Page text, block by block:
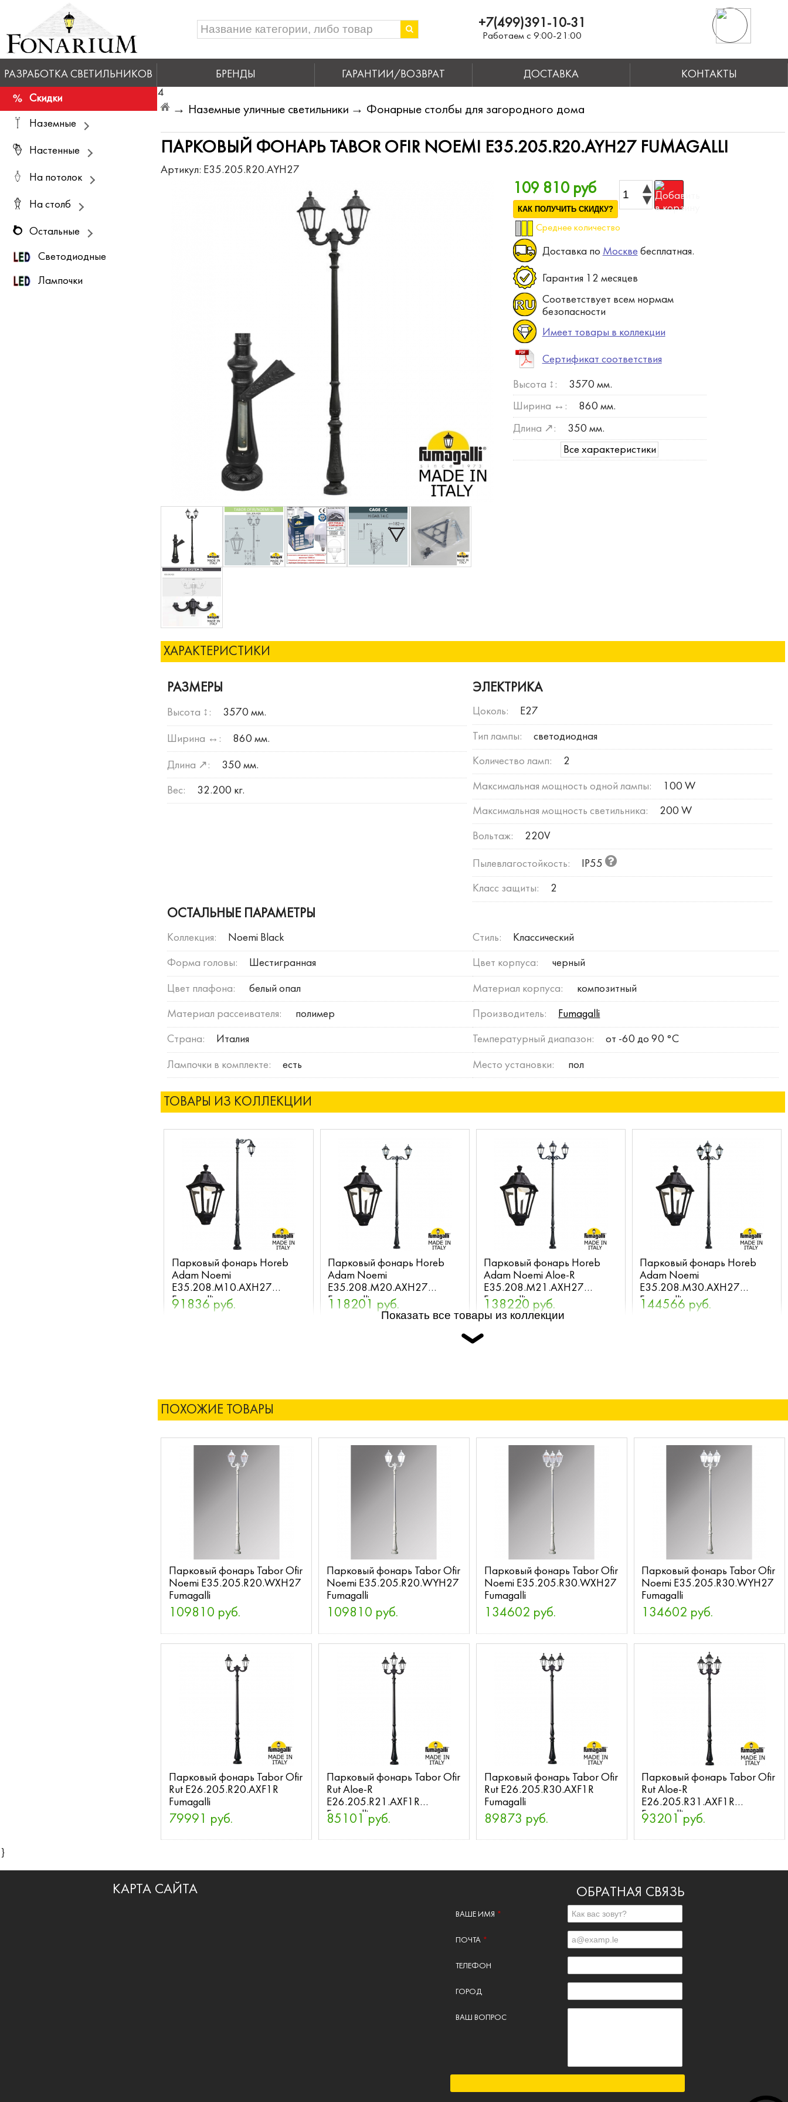
+7(499)391-10-31
Работаем с 9:00-21:00
РАЗРАБОТКА СВЕТИЛЬНИКОВ БРЕНДЫ ГАРАНТИИ/ВОЗВРАТ ДОСТАВКА КОНТАКТЫ
Скидки
Наземные
Настенные
На потолок
На столб
Остальные
Светодиодные
Лампочки
4
→ Фонарные столбы для загородного дома
→ Наземные уличные светильники
ПАРКОВЫЙ ФОНАРЬ TABOR OFIR NOEMI E35.205.R20.AYH27 FUMAGALLI
Артикул: E35.205.R20.AYH27
109 810 руб
КАК ПОЛУЧИТЬ СКИДКУ?
Среднее количество
Доставка по Москве бесплатная.
Гарантия 12 месяцев
Соответствует всем нормам
безопасности
Имеет товары в коллекции
Сертификат соответствия
Высота ↕: 3570 мм.
Ширина ↔: 860 мм.
Длина ↗:
350 мм.
Все характеристики
ХАРАКТЕРИСТИКИ
РАЗМЕРЫ
Высота ↕: 3570 мм.
Ширина ↔: 860 мм.
Длина ↗: 350 мм.
Вес: 32.200 кг.
ЭЛЕКТРИКА
Цоколь: E27
Тип лампы: светодиодная
Количество ламп: 2
Максимальная мощность одной лампы: 100 W
Максимальная мощность светильника: 200 W
Вольтаж: 220V
Пылевлагостойкость: IP55
Класс защиты: 2
ОСТАЛЬНЫЕ ПАРАМЕТРЫ
Коллекция: Noemi Black Стиль: Классический
Форма головы: Шестигранная Цвет корпуса: черный
Цвет плафона: белый опал Материал корпуса: композитный
Материал рассеивателя: полимер Производитель: Fumagalli
Страна: Италия Температурный диапазон: от -60 до 90 °C
Лампочки в комплекте: есть Место установки: пол
ТОВАРЫ ИЗ КОЛЛЕКЦИИ
Парковый фонарь Horeb
Adam Noemi
E35.208.M10.AXH27
Fumagalli
91836 руб.
Парковый фонарь Horeb
Adam Noemi
E35.208.M20.AXH27
Fumagalli
118201 руб.
Парковый фонарь Horeb
Adam Noemi Aloe-R
E35.208.M21.AXH27
Fumagalli
138220 руб.
Парковый фонарь Horeb
Adam Noemi
E35.208.M30.AXH27
Fumagalli
144566 руб.
Показать все товары из коллекции
ПОХОЖИЕ ТОВАРЫ
Парковый фонарь Tabor Ofir
Noemi E35.205.R20.WXH27
Fumagalli
109810 руб.
Парковый фонарь Tabor Ofir
Noemi E35.205.R20.WYH27
Fumagalli
109810 руб.
Парковый фонарь Tabor Ofir
Noemi E35.205.R30.WXH27
Fumagalli
134602 руб.
Парковый фонарь Tabor Ofir
Noemi E35.205.R30.WYH27
Fumagalli
134602 руб.
Парковый фонарь Tabor Ofir
Rut E26.205.R20.AXF1R
Fumagalli
79991 руб.
Парковый фонарь Tabor Ofir
Rut Aloe-R
E26.205.R21.AXF1R
Fumagalli
85101 руб.
Парковый фонарь Tabor Ofir
Rut E26.205.R30.AXF1R
Fumagalli
89873 руб.
Парковый фонарь Tabor Ofir
Rut Aloe-R
E26.205.R31.AXF1R
Fumagalli
93201 руб.
}
КАРТА САЙТА ОБРАТНАЯ СВЯЗЬ
ВАШЕ ИМЯ *
ПОЧТА *
ТЕЛЕФОН
ГОРОД
ВАШ ВОПРОС